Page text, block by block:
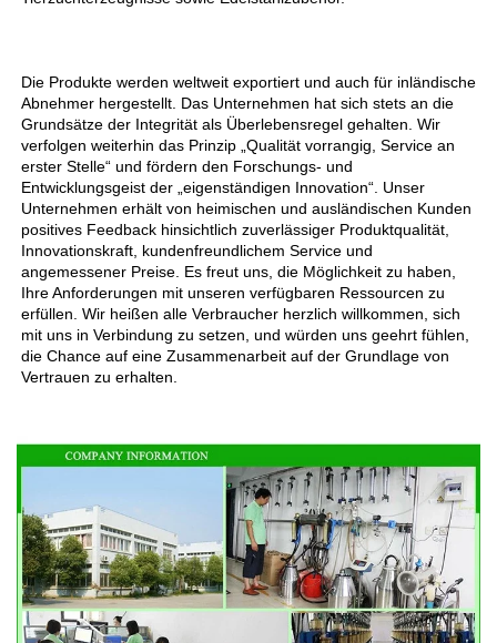
Die Produkte werden weltweit exportiert und auch für inländische
Abnehmer hergestellt. Das Unternehmen hat sich stets an die
Grundsätze der Integrität als Überlebensregel gehalten. Wir
verfolgen weiterhin das Prinzip „Qualität vorrangig, Service an
erster Stelle“ und fördern den Forschungs- und
Entwicklungsgeist der „eigenständigen Innovation“. Unser
Unternehmen erhält von heimischen und ausländischen Kunden
positives Feedback hinsichtlich zuverlässiger Produktqualität,
Innovationskraft, kundenfreundlichem Service und
angemessener Preise. Es freut uns, die Möglichkeit zu haben,
Ihre Anforderungen mit unseren verfügbaren Ressourcen zu
erfüllen. Wir heißen alle Verbraucher herzlich willkommen, sich
mit uns in Verbindung zu setzen, und würden uns geehrt fühlen,
die Chance auf eine Zusammenarbeit auf der Grundlage von
Vertrauen zu erhalten.